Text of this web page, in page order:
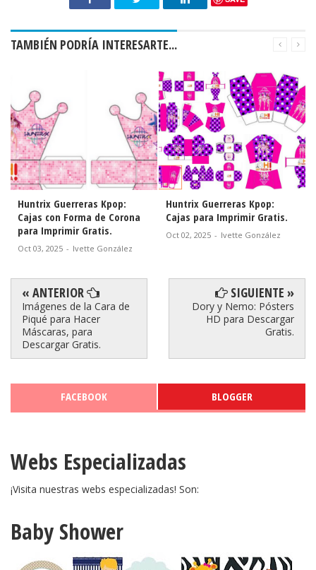
TAMBIÉN PODRÍA INTERESARTE...
Huntrix Guerreras Kpop:
Cajas con Forma de Corona
para Imprimir Gratis.
Oct 03, 2025 - Ivette González
Huntrix Guerreras Kpop:
Cajas para Imprimir Gratis.
Oct 02, 2025 - Ivette González
« ANTERIOR
Imágenes de la Cara de
Piqué para Hacer
Máscaras, para
Descargar Gratis.
SIGUIENTE »
Dory y Nemo: Pósters
HD para Descargar
Gratis.
FACEBOOK BLOGGER
Webs Especializadas
¡Visita nuestras webs especializadas! Son:
Baby Shower